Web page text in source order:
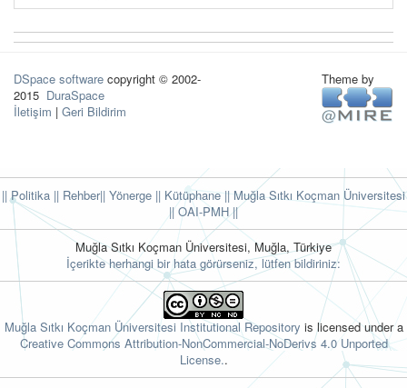
DSpace software copyright © 2002-
2015 DuraSpace
İletişim | Geri Bildirim
Theme by
|| Politika || Rehber|| Yönerge || Kütüphane || Muğla Sıtkı Koçman Üniversitesi
||OAI-PMH ||
Muğla Sıtkı Koçman Üniversitesi, Muğla, Türkiye
İçerikte herhangi bir hata görürseniz, lütfen bildiriniz:
Muğla Sıtkı Koçman Üniversitesi Institutional Repository is licensed under a
Creative Commons Attribution-NonCommercial-NoDerivs 4.0 Unported
License..